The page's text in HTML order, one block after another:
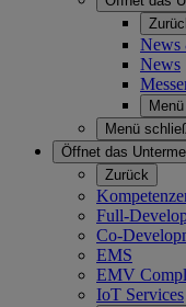
News
News
Menü
Öffnet das
Zurück
Full-
Co-
EMS
EMV
IoT Services